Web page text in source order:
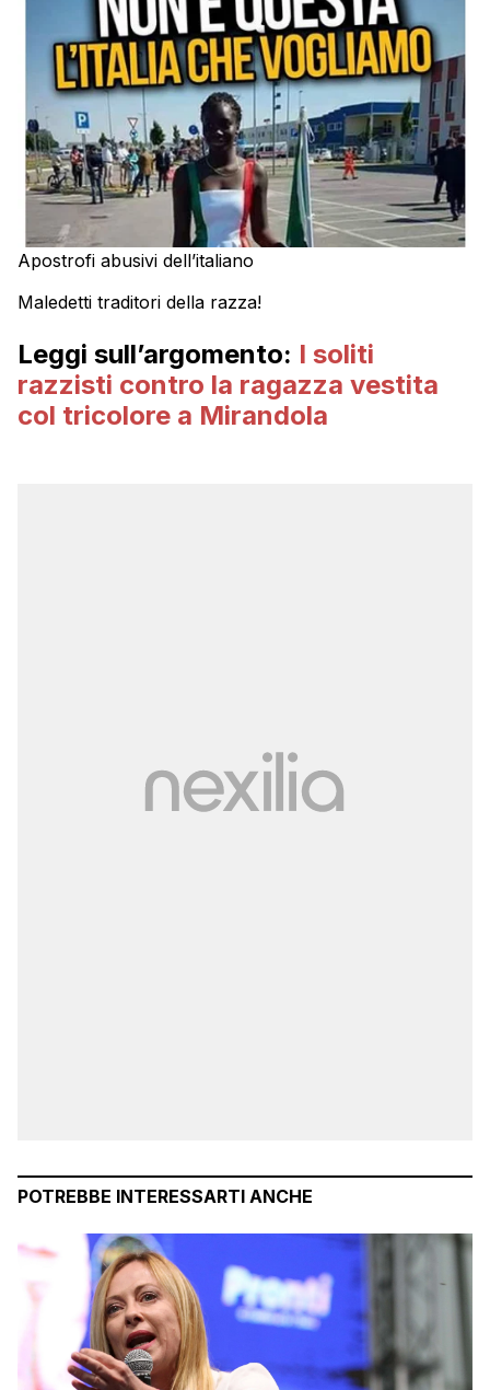
Apostrofi abusivi dell’italiano
Maledetti traditori della razza!
Leggi sull’argomento: I soliti
razzisti contro la ragazza vestita
col tricolore a Mirandola
POTREBBE INTERESSARTI ANCHE